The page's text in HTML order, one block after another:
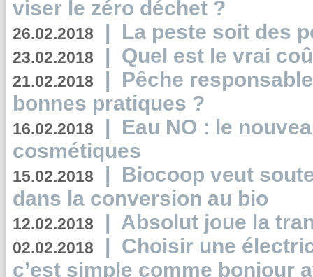
viser le zéro déchet ?
26.02.2018 | La peste soit des
23.02.2018 | Quel est le vrai
21.02.2018 | Pêche
bonnes pratiques ?
16.02.2018 | Eau NO : le
cosmétiques
15.02.2018 | Biocoop veut
dans la conversion au bio
12.02.2018 | Absolut joue la
02.02.2018 | Choisir une
c’est simple comme bonjour